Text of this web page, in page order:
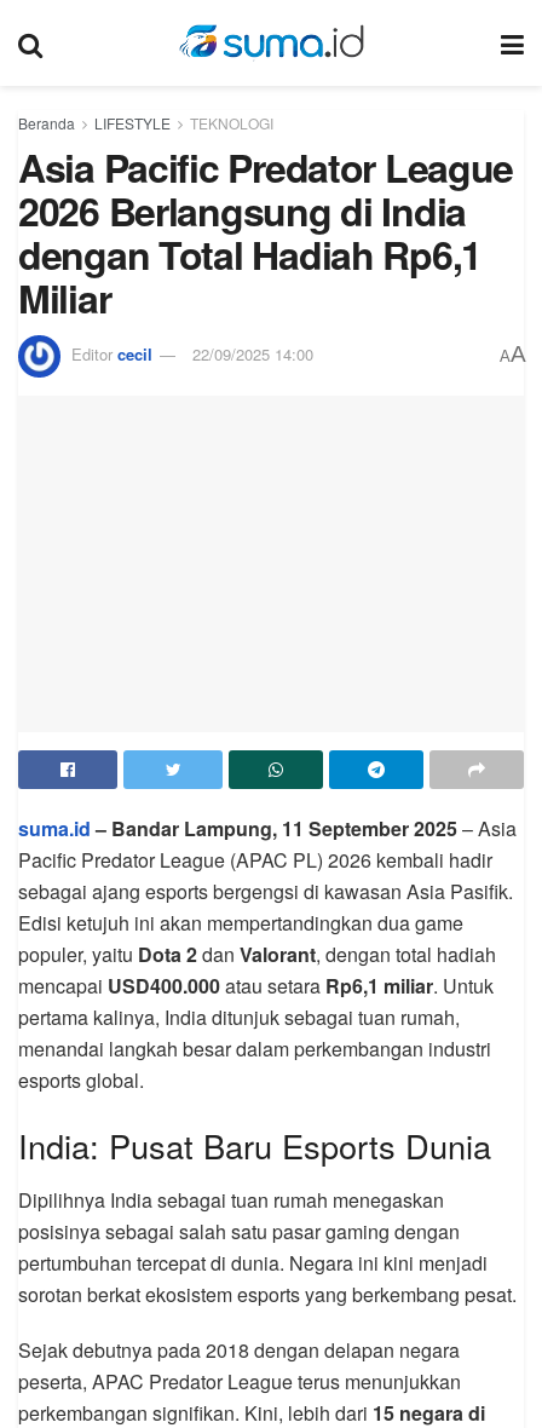
Beranda LIFESTYLE TEKNOLOGI
Asia Pacific Predator League
2026 Berlangsung di India
dengan Total Hadiah Rp6,1
Miliar
Editor cecil 22/09/2025 14:00 AA
suma.id– Bandar Lampung, 11 September 2025– Asia
Pacific Predator League (APAC PL) 2026 kembali hadir
sebagai ajang esports bergengsi di kawasan Asia Pasifik.
Edisi ketujuh ini akan mempertandingkan dua game
populer, yaitu Dota 2dan Valorant, dengan total hadiah
mencapai USD400.000atau setara Rp6,1 miliar. Untuk
pertama kalinya, India ditunjuk sebagai tuan rumah,
menandai langkah besar dalam perkembangan industri
esports global.
India: Pusat Baru Esports Dunia
Dipilihnya India sebagai tuan rumah menegaskan
posisinya sebagai salah satu pasar gaming dengan
pertumbuhan tercepat di dunia. Negara ini kini menjadi
sorotan berkat ekosistem esports yang berkembang pesat.
Sejak debutnya pada 2018 dengan delapan negara
peserta, APAC Predator League terus menunjukkan
perkembangan signifikan. Kini, lebih dari 15 negara di